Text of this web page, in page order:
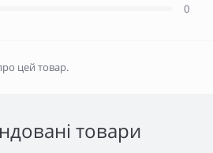
0
цей товар.
товари